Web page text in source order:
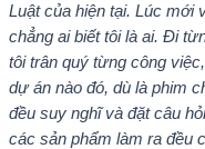
Luật của hiện tại. Lúc mới
chẳng ai biết tôi là ai. Đi
tôi trân quý từng công
dự án nào đó, dù là phim
đều suy nghĩ và đặt câu
các sản phẩm làm ra đều